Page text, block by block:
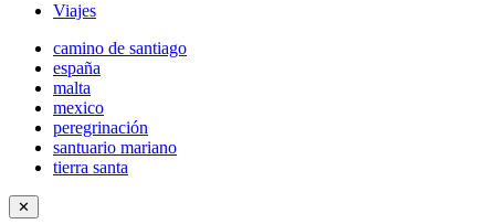
Viajes
camino de santiago
españa
malta
mexico
peregrinación
santuario mariano
tierra santa
✕